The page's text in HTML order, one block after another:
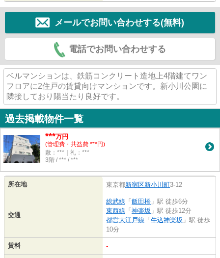
メールでお問い合わせする(無料)
電話でお問い合わせする
ベルマンションは、鉄筋コンクリート造地上4階建てワン
フロアに2住戸の賃貸向けマンションです。新小川公園に
隣接しており陽当たり良好です。
過去掲載物件一覧
***万円
(管理費・共益費 ***円)
敷：***｜礼：***
3階 / *** / ***
所在地 東京都新宿区新小川町3-12
交通
総武線 「 飯田橋 」駅 徒歩6分
東西線 「 神楽坂 」駅 徒歩12分
都営大江戸線 「 牛込神楽坂 」駅 徒歩
10分
賃料 -